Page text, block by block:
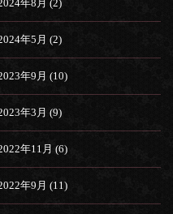
年8月 (2)
年5月 (2)
年9月 (10)
年3月 (9)
年11月 (6)
年9月 (11)